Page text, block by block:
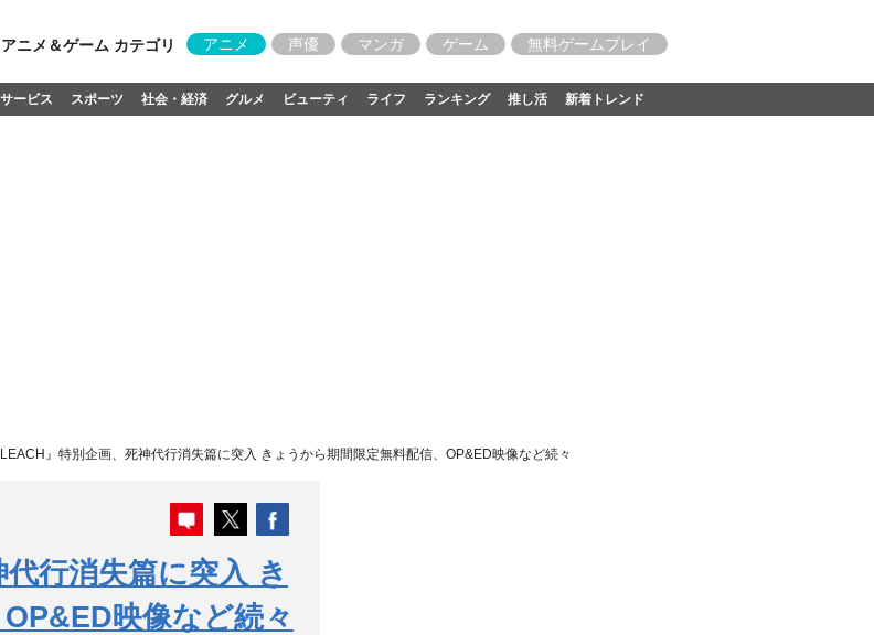
アニメ＆ゲーム カテゴリ アニメ 声優 マンガ ゲーム 無料ゲームプレイ
ービス スポーツ 社会・経済 グルメ ビューティ ライフ ランキング 推し活 新着トレンド
』特別企画、死神代行消失篇に突入 きょうから期間限定無料配信、OP&ED映像など続々
行消失篇に突入 き
映像など続々